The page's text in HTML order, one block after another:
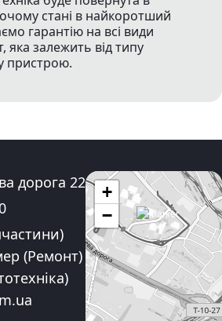
стані в найкоротший
гарантію на всі види
яка залежить від типу
пристрою.
дорога 22
(Ремонт)
+
−